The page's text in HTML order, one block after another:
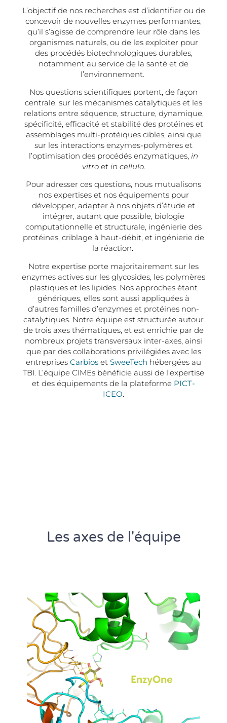
L’objectif de nos recherches est d’identifier ou de
concevoir de nouvelles enzymes performantes,
qu’il s’agisse de comprendre leur rôle dans les
organismes naturels, ou de les exploiter pour
des procédés biotechnologiques durables,
notamment au service de la santé et de
l’environnement.
Nos questions scientifiques portent, de façon
centrale, sur les mécanismes catalytiques et les
relations entre séquence, structure, dynamique,
spécificité, efficacité et stabilité des protéines et
assemblages multi-protéiques cibles, ainsi que
sur les interactions enzymes-polymères et
l’optimisation des procédés enzymatiques, in
vitroet in cellulo.
Pour adresser ces questions, nous mutualisons
nos expertises et nos équipements pour
développer, adapter à nos objets d’étude et
intégrer, autant que possible, biologie
computationnelle et structurale, ingénierie des
protéines, criblage à haut-débit, et ingénierie de
la réaction.
Notre expertise porte majoritairement sur les
enzymes actives sur les glycosides, les polymères
plastiques et les lipides. Nos approches étant
génériques, elles sont aussi appliquées à
d’autres familles d’enzymes et protéines non-
catalytiques. Notre équipe est structurée autour
de trois axes thématiques, et est enrichie par de
nombreux projets transversaux inter-axes, ainsi
que par des collaborations privilégiées avec les
entreprises Carbios et SweeTech hébergées au
TBI. L’équipe CIMEs bénéficie aussi de l’expertise
et des équipements de la plateforme PICT-
ICEO.
Les axes de l'équipe